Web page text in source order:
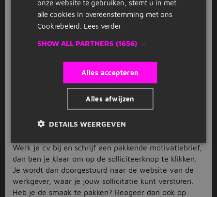
hand hoe jouw baan er straks uitziet. Wil je
bijvoorbeeld
parttime fulltime
werken? En vind je
vrachtwagenchauffeur in het binnenland
vrachtwagenchauffeur in Helmond die bij je past.
Aan de slag via Jobbird
dan direct zodra je een interessante vacature voor
Werk je cv bij en schrijf een pakkende motivatiebrief,
dan ben je klaar om op de solliciteerknop te klikken.
Je wordt dan doorgestuurd naar de website van de
werkgever, waar je jouw sollicitatie kunt versturen.
Heb je de smaak te pakken? Reageer dan ook op
onze website te gebruiken, stemt u in met
alle cookies in overeenstemming met ons
Cookiebeleid. Lees verder
SHOW ALL PARTNERS (1656) →
Alles accepteren
Alles afwijzen
DETAILS WEERGEVEN